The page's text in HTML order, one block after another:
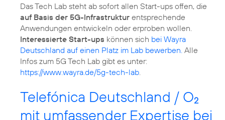
Das Tech Lab steht ab sofort allen Start-ups offen, die
auf Basis der 5G-Infrastruktur entsprechende
Anwendungen entwickeln oder erproben wollen.
Interessierte Start-ups können sich bei Wayra
Deutschland auf einen Platz im Lab bewerben. Alle
Infos zum 5G Tech Lab gibt es unter:
https://www.wayra.de/5g-tech-lab
Telefónica Deutschland / O2
mit umfassender Expertise bei